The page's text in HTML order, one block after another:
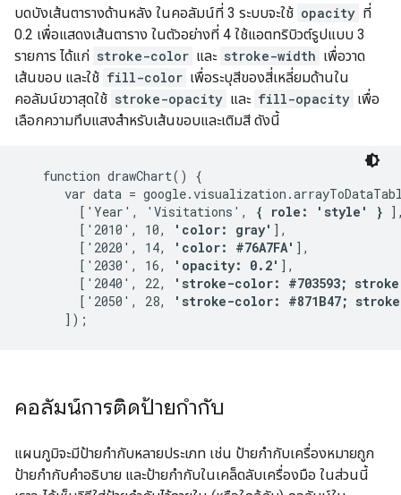
บดบังเส้นตารางด้านหลัง ในคอลัมน์ที่ 3 ระบบจะใช้ opacity ที่
0.2 เพื่อแสดงเส้นตาราง ในตัวอย่างที่ 4 ใช้แอตทริบิวต์รูปแบบ 3
รายการ ได้แก่ stroke-color และ stroke-width เพื่อวาด
เส้นขอบ และใช้ fill-color เพื่อระบุสีของสี่เหลี่ยมด้านใน
คอลัมน์ขวาสุดใช้ stroke-opacity และ fill-opacity เพื่อ
เลือกความทึบแสงสำหรับเส้นขอบและเติมสี ดังนี้
   function drawChart() {
var data =
        ['Year', 'Visitations',
{ role: 'style' }
        ['2010', 10,
'color: gray' ],
        ['2020', 14,
'color: #76A7FA' ],
        ['2030', 16,
'opacity: 0.2' ],
        ['2040', 22,
'stroke-color: #703593;
        ['2050', 28,
'stroke-color: #871B47;
คอลัมน์การติดป้ายกำกับ
แผนภูมิจะมีป้ายกำกับหลายประเภท เช่น ป้ายกำกับเครื่องหมายถูก
ป้ายกำกับคำอธิบาย และป้ายกำกับในเคล็ดลับเครื่องมือ ในส่วนนี้